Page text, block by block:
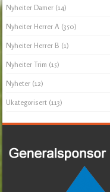
Nyheiter Damer (14)
Nyheiter Herrer A (350)
Nyheiter Herrer B (1)
Nyheiter Trim (15)
Nyheter (12)
Ukategorisert (113)